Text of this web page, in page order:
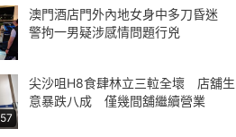
澳門酒店門外內地女身中多刀昏迷
警拘一男疑涉感情問題行兇
尖沙咀H8食肆林立三𨋢全壞 店舖生
意暴跌八成 僅幾間舖繼續營業